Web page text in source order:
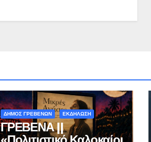
ΔΗΜΟΣ ΓΡΕΒΕΝΩΝ ΕΚΔΗΛΩΣΗ
ΓΡΕΒΕΝΑ ||